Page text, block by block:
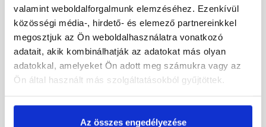
valamint weboldalforgalmunk elemzéséhez. Ezenkívül
közösségi média-, hirdető- és elemező partnereinkkel
megosztjuk az Ön weboldalhasználatra vonatkozó
adatait, akik kombinálhatják az adatokat más olyan
adatokkal, amelyeket Ön adott meg számukra vagy az
Ön által használt más szolgáltatásokból gyűjtöttek.
Az összes engedélyezése
Masterplast
Thermomaster lábazati és
díszítő vakolat M201 15 kg
Gyártói készleten
21 430 Ft/ db
Megnézem
Revco Remix lábazati és
díszítővakolat AADD 15 kg
Gyártói készleten
19 440 Ft/ db
Megnézem